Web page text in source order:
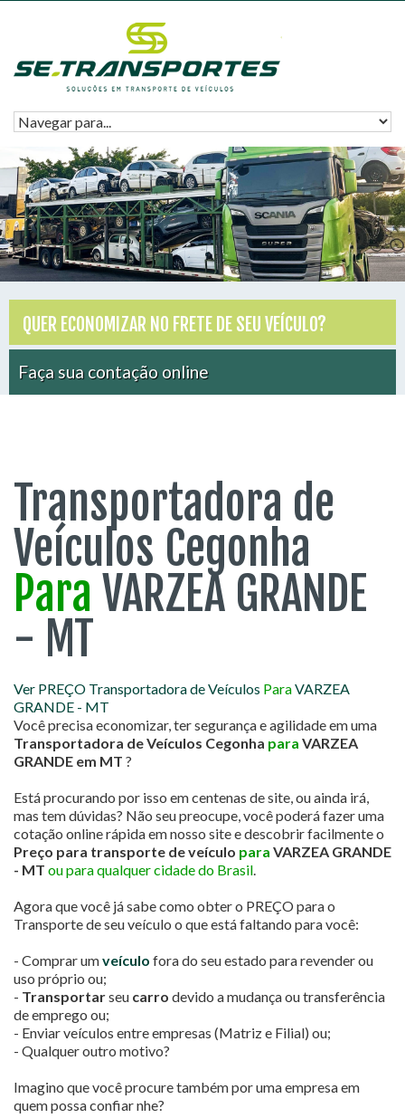
QUER ECONOMIZAR NO FRETE DE SEU VEÍCULO?
Faça sua contação online
Transportadora de
Veículos Cegonha
Para VARZEA GRANDE
- MT
Ver PREÇO Transportadora de Veículos ParaVARZEA
GRANDE - MT
Você precisa economizar, ter segurança e agilidade em uma
Transportadora de Veículos Cegonha para VARZEA
GRANDE em MT ?
Está procurando por isso em centenas de site, ou ainda irá,
mas tem dúvidas? Não seu preocupe, você poderá fazer uma
cotação online rápida em nosso site e descobrir facilmente o
Preço para transporte de veículo para VARZEA GRANDE
- MT ou para qualquer cidade do Brasil.
Agora que você já sabe como obter o PREÇO para o
Transporte de seu veículo o que está faltando para você:
- Comprar umveículo fora do seu estado para revender ou
uso próprio ou;
- Transportarseu carro devido a mudança ou transferência
de emprego ou;
- Enviar veículos entre empresas (Matriz e Filial) ou;
- Qualquer outro motivo?
Imagino que você procure também por uma empresa em
quem possa confiar nhe?